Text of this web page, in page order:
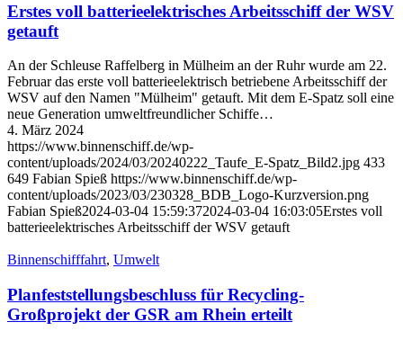
Erstes voll batterieelektrisches Arbeitsschiff der WSV
getauft
An der Schleuse Raffelberg in Mülheim an der Ruhr wurde am 22.
Februar das erste voll batterieelektrisch betriebene Arbeitsschiff der
WSV auf den Namen "Mülheim" getauft. Mit dem E-Spatz soll eine
neue Generation umweltfreundlicher Schiffe…
4. März 2024
https://www.binnenschiff.de/wp-
content/uploads/2024/03/20240222_Taufe_E-Spatz_Bild2.jpg 433
649 Fabian Spieß https://www.binnenschiff.de/wp-
content/uploads/2023/03/230328_BDB_Logo-Kurzversion.png
Fabian Spieß2024-03-04 15:59:372024-03-04 16:03:05Erstes voll
batterieelektrisches Arbeitsschiff der WSV getauft
Binnenschifffahrt, Umwelt
Planfeststellungsbeschluss für Recycling-
Großprojekt der GSR am Rhein erteilt